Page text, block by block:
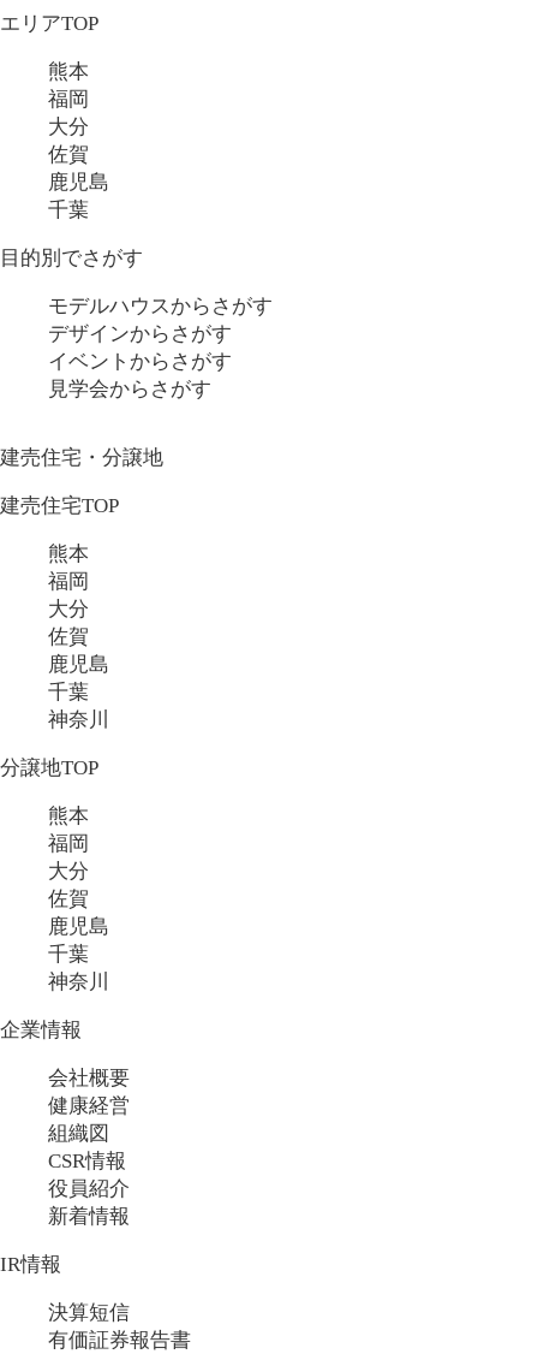
エリアTOP
熊本
福岡
大分
佐賀
鹿児島
千葉
目的別でさがす
モデルハウスからさがす
デザインからさがす
イベントからさがす
見学会からさがす
建売住宅・分譲地
建売住宅TOP
熊本
福岡
大分
佐賀
鹿児島
千葉
神奈川
分譲地TOP
熊本
福岡
大分
佐賀
鹿児島
千葉
神奈川
企業情報
会社概要
健康経営
組織図
CSR情報
役員紹介
新着情報
IR情報
決算短信
有価証券報告書